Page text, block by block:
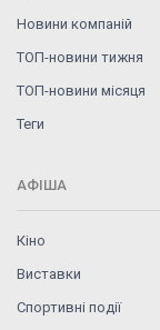
Новини компаній
ТОП-новини тижня
ТОП-новини місяця
Теги
АФІША
Кіно
Виставки
Спортивні події